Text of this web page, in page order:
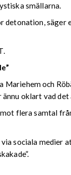
smällarna.
detonation, säger
Mariehem och
ännu oklart vad
flera samtal
sociala medier